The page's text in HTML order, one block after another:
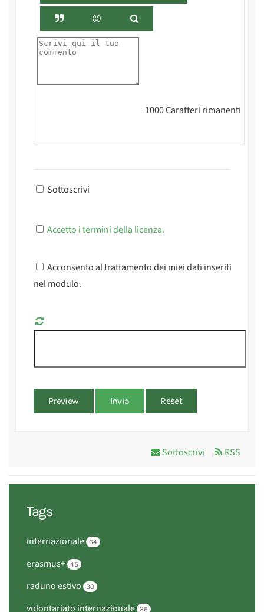
1000Caratteri rimanenti
Sottoscrivi
Accetto i termini della licenza.
Acconsento al trattamento dei miei dati inseriti
nel modulo.
Preview Invia Reset
Sottoscrivi RSS
Tags
internazionale 64
erasmus+ 45
raduno estivo 30
volontariato internazionale 26